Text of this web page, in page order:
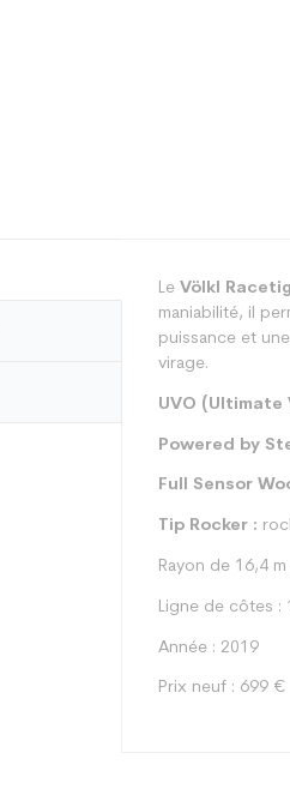
Le Völkl
maniabilité, il
puissance et
virage.
UVO
Powered by
Full Sensor
Tip Rocker :
Rayon de 16,4
Ligne de côtes :
Année : 2019
Prix neuf : 699 €